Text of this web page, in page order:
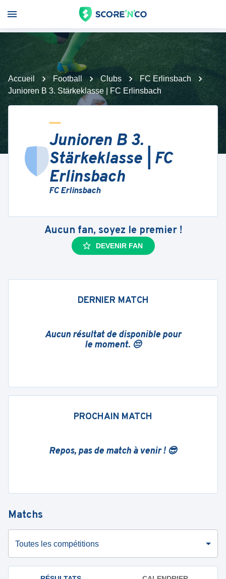
Accueil Football Clubs
FC Erlinsbach
Junioren B 3. Stärkeklasse | FC Erlinsbach
Junioren B 3.
Stärkeklasse | FC
Erlinsbach
FC Erlinsbach
Aucun fan, soyez le premier !
DEVENIR FAN
DERNIER MATCH
Aucun résultat de disponible pour
le moment. 😔
PROCHAIN MATCH
Repos, pas de match à venir ! 😎
Matchs
Toutes les compétitions